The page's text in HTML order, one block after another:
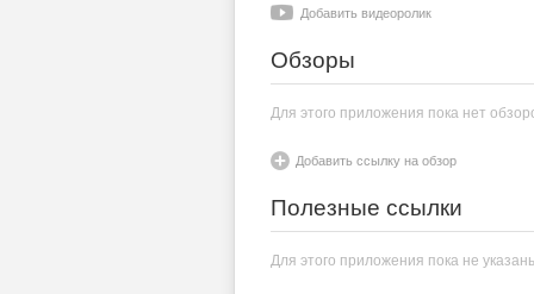
Добавить видеоролик
Обзоры
Для этого приложения пока нет
Добавить ссылку на обзор
Полезные ссылки
Для этого приложения пока не